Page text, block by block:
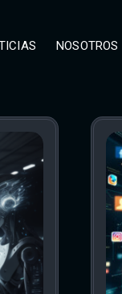
NOSOTROS